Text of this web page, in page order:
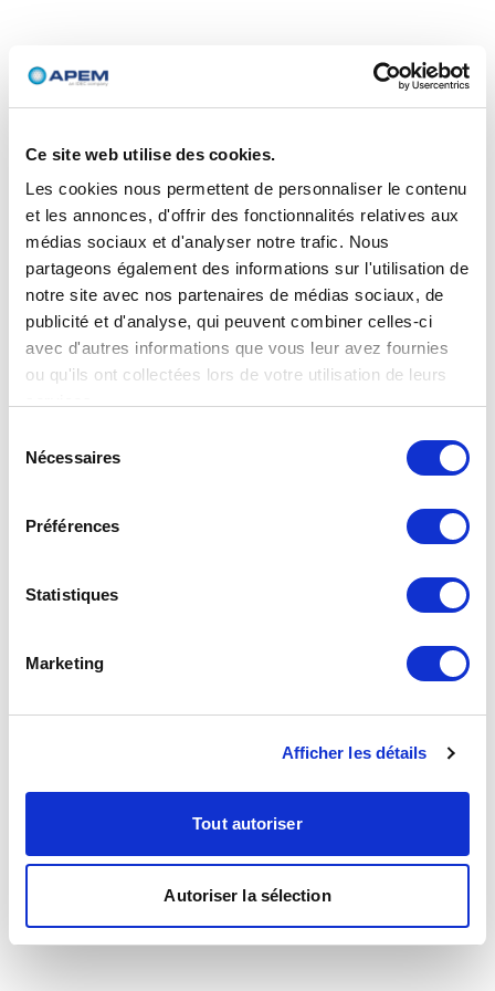
Ce site web utilise des cookies.
Les cookies nous permettent de personnaliser le contenu
et les annonces, d'offrir des fonctionnalités relatives aux
médias sociaux et d'analyser notre trafic. Nous
partageons également des informations sur l'utilisation de
notre site avec nos partenaires de médias sociaux, de
publicité et d'analyse, qui peuvent combiner celles-ci
avec d'autres informations que vous leur avez fournies
ou qu'ils ont collectées lors de votre utilisation de leurs
Nécessaires
Préférences
Statistiques
Marketing
Afficher les détails
Tout autoriser
Autoriser la sélection